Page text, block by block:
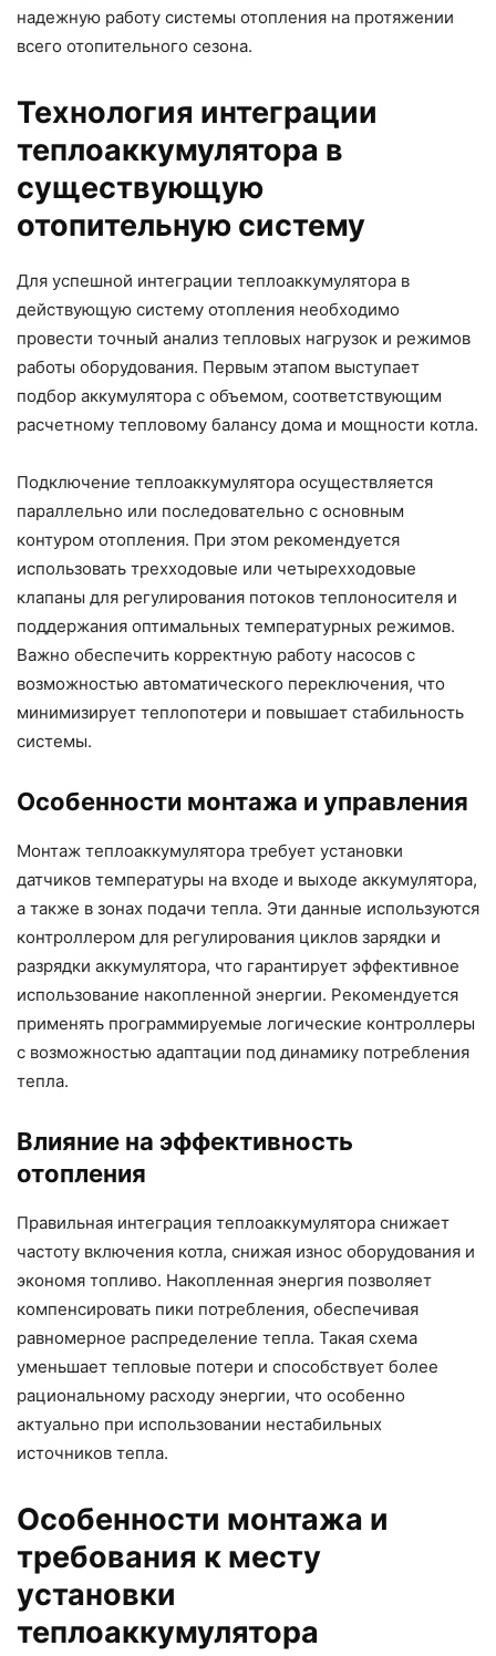
надежную работу системы отопления на протяжении
всего отопительного сезона.
Технология интеграции
теплоаккумулятора в
существующую
отопительную систему
Для успешной интеграции теплоаккумулятора в
действующую систему отопления необходимо
провести точный анализ тепловых нагрузок и режимов
работы оборудования. Первым этапом выступает
подбор аккумулятора с объемом, соответствующим
расчетному тепловому балансу дома и мощности котла.
Подключение теплоаккумулятора осуществляется
параллельно или последовательно с основным
контуром отопления. При этом рекомендуется
использовать трехходовые или четырехходовые
клапаны для регулирования потоков теплоносителя и
поддержания оптимальных температурных режимов.
Важно обеспечить корректную работу насосов с
возможностью автоматического переключения, что
минимизирует теплопотери и повышает стабильность
системы.
Особенности монтажа и управления
Монтаж теплоаккумулятора требует установки
датчиков температуры на входе и выходе аккумулятора,
а также в зонах подачи тепла. Эти данные используются
контроллером для регулирования циклов зарядки и
разрядки аккумулятора, что гарантирует эффективное
использование накопленной энергии. Рекомендуется
применять программируемые логические контроллеры
с возможностью адаптации под динамику потребления
тепла.
Влияние на эффективность
отопления
Правильная интеграция теплоаккумулятора снижает
частоту включения котла, снижая износ оборудования и
экономя топливо. Накопленная энергия позволяет
компенсировать пики потребления, обеспечивая
равномерное распределение тепла. Такая схема
уменьшает тепловые потери и способствует более
рациональному расходу энергии, что особенно
актуально при использовании нестабильных
источников тепла.
Особенности монтажа и
требования к месту
установки
теплоаккумулятора